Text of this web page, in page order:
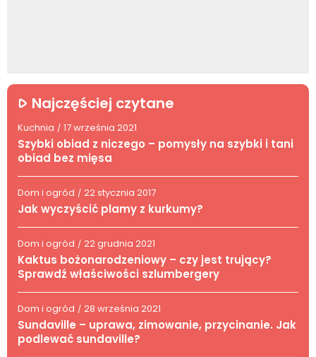
Najczęściej czytane
Kuchnia / 17 września 2021
Szybki obiad z niczego – pomysły na szybki i tani
obiad bez mięsa
Dom i ogród / 22 stycznia 2017
Jak wyczyścić plamy z kurkumy?
Dom i ogród / 22 grudnia 2021
Kaktus bożonarodzeniowy – czy jest trujący?
Sprawdź właściwości szlumbergery
Dom i ogród / 28 września 2021
Sundaville – uprawa, zimowanie, przycinanie. Jak
podlewać sundaville?